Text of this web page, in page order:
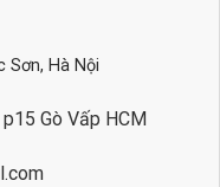
Sơn, Hà Nội
Gò Vấp HCM